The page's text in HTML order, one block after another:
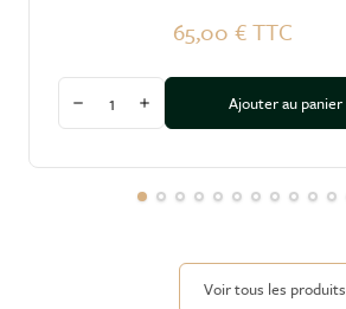
65,00 € TTC
Diminuer la quantité
Augmenter la quantité
Ajouter au panier
Voir tous les produits